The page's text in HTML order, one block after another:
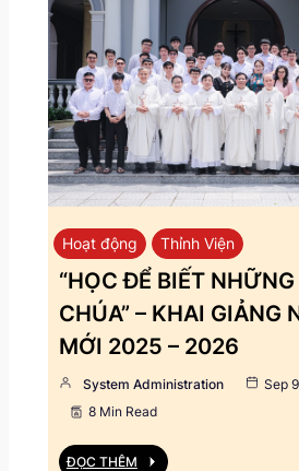
Hoạt động Thỉnh Viện
“HỌC ĐỂ BIẾT
CHÚA” – KHAI GIẢNG
MỚI 2025 – 2026
System Administration
Sep
8 Min Read
ĐỌC THÊM